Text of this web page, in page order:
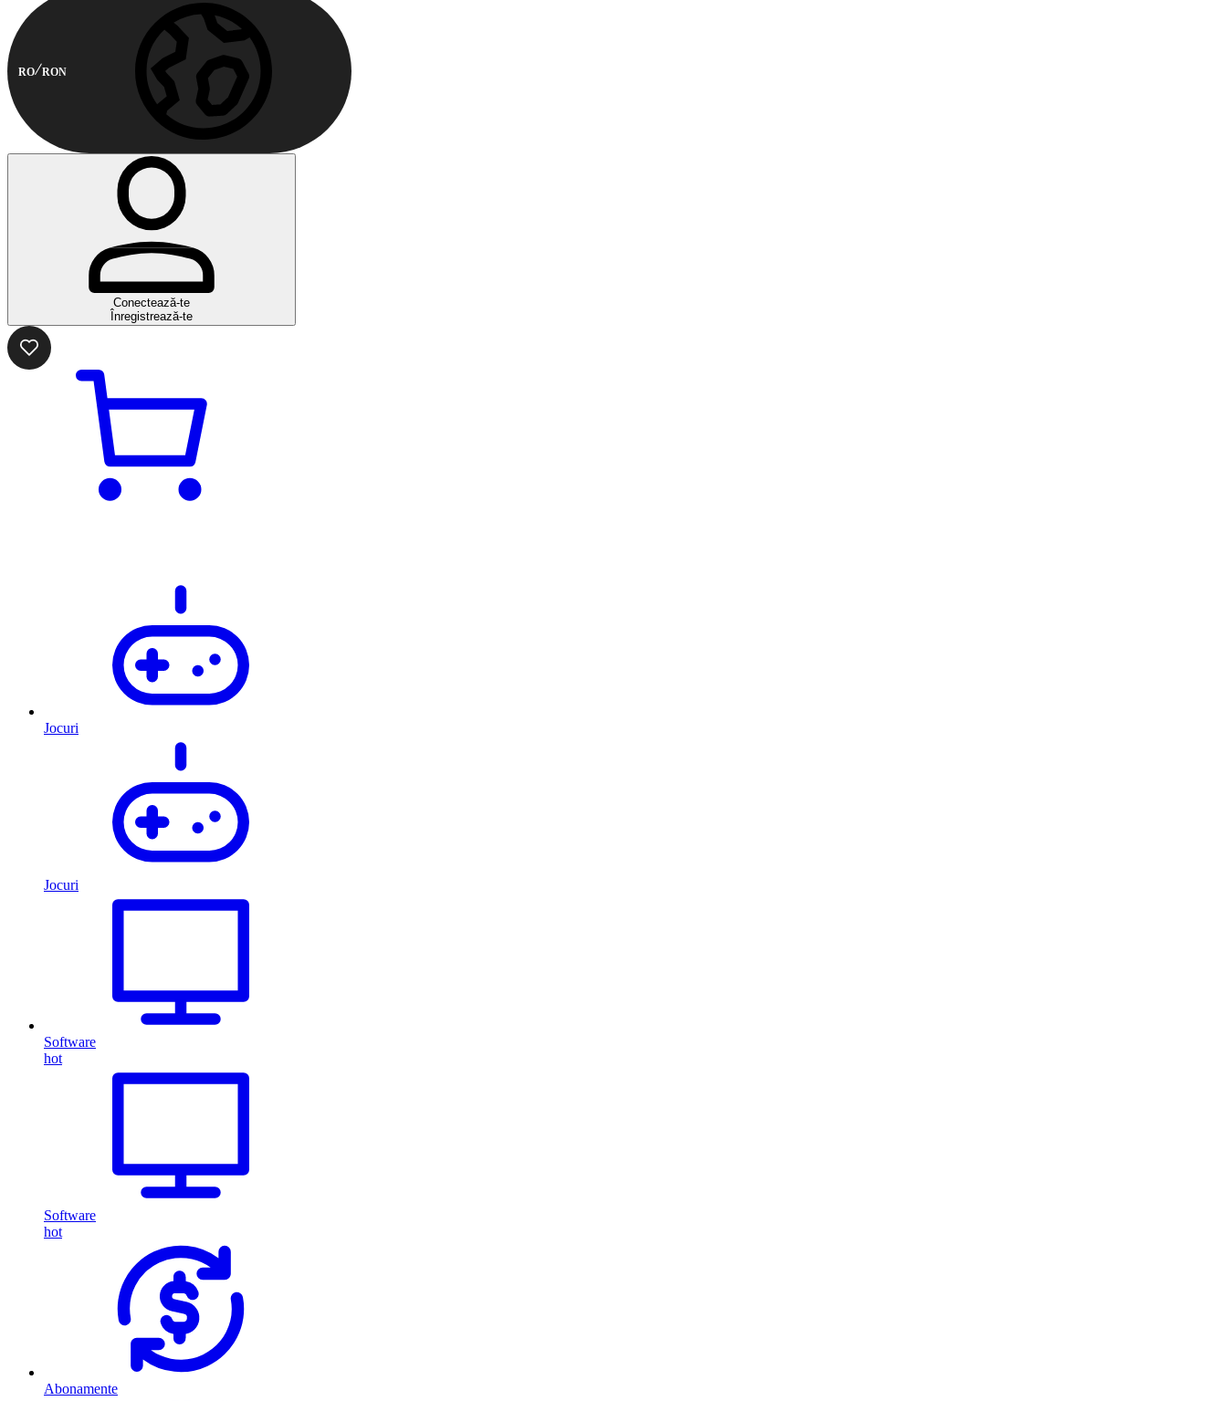
RO RON
Conectează-te
Înregistrează-te
Jocuri
Jocuri
Software
hot
Software
hot
Abonamente